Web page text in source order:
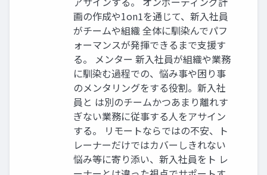
画の作成や1on1を通じて、新入社員
がチームや組織 全体に馴染んでパフ
ォーマンスが発揮できるまで支援す
る。 メンター 新入社員が組織や業務
に馴染む過程での、悩み事や困り事
のメンタリングをする役割。新入社
員と は別のチームかつあまり離れす
ぎない業務に従事する人をアサイン
する。 リモートならではの不安、ト
レーナーだけではカバーしきれない
悩み等に寄り添い、新入社員をト レ